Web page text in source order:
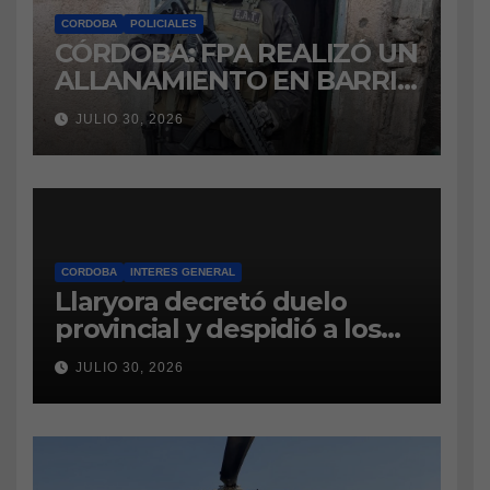
CORDOBA POLICIALES
CÓRDOBA: FPA REALIZÓ UN
ALLANAMIENTO EN BARRIO
VILLA BOEDO
RELACIONADO CON UNA
CAUSA DE DROGAS EN LA
CÁRCEL DE BOUWER
JULIO 30, 2026
CORDOBA INTERES GENERAL
Llaryora decretó duelo
provincial y despidió a los
bomberos cordobeses
fallecidos en la tragedia
aérea de San Juan
JULIO 30, 2026